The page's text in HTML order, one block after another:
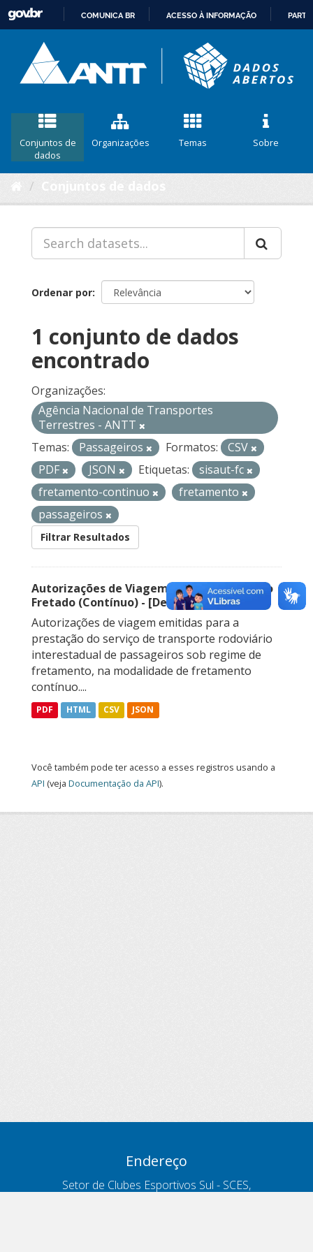
CONTEÚDO
COMUNICA BR ACESSO À INFORMAÇÃO
Conjuntos de
dados
Organizações Temas Sobre
Ordenar por
1 conjunto de dados
encontrado
Organizações:
Agência Nacional de Transportes
Terrestres - ANTT
Temas:
Passageiros Formatos:
CSV
PDF
JSON Etiquetas:
sisaut-fc
fretamento-continuo
fretamento
passageiros
Filtrar Resultados
Autorizações de Viagem Nacional – Serviço
Fretado (Contínuo) - [Descontinuado]
Autorizações de viagem emitidas para a
prestação do serviço de transporte rodoviário
interestadual de passageiros sob regime de
fretamento, na modalidade de fretamento
contínuo....
PDF HTML CSV JSON
Você também pode ter acesso a esses registros usando a
API (veja Documentação da API).
Endereço
Setor de Clubes Esportivos Sul - SCES,